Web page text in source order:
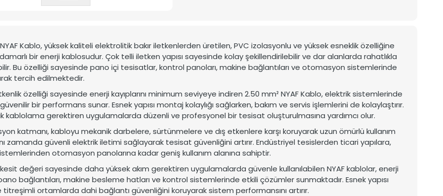
Kablo, yüksek kaliteli elektrolitik bakır iletkenlerden üretilen, PVC izolasyonlu ve yüksek esneklik özelliğine
bir enerji kablosudur. Çok telli iletken yapısı sayesinde kolay şekillendirilebilir ve dar alanlarda rahatlıkla
Bu özelliği sayesinde pano içi tesisatlar, kontrol panoları, makine bağlantıları ve otomasyon sistemlerinde
tercih edilmektedir.
özelliği sayesinde enerji kayıplarını minimum seviyeye indiren 2.50 mm² NYAF Kablo, elektrik sistemlerinde
bir performans sunar. Esnek yapısı montaj kolaylığı sağlarken, bakım ve servis işlemlerini de kolaylaştırır.
kablolama gerektiren uygulamalarda düzenli ve profesyonel bir tesisat oluşturulmasına yardımcı olur.
katmanı, kabloyu mekanik darbelere, sürtünmelere ve dış etkenlere karşı koruyarak uzun ömürlü kullanım
zamanda güvenli elektrik iletimi sağlayarak tesisat güvenliğini artırır. Endüstriyel tesislerden ticari yapılara,
otomasyon panolarına kadar geniş kullanım alanına sahiptir.
değeri sayesinde daha yüksek akım gerektiren uygulamalarda güvenle kullanılabilen NYAF kablolar, enerji
pano bağlantıları, makine besleme hatları ve kontrol sistemlerinde etkili çözümler sunmaktadır. Esnek yapısı
ortamlarda dahi bağlantı güvenliğini koruyarak sistem performansını artırır.